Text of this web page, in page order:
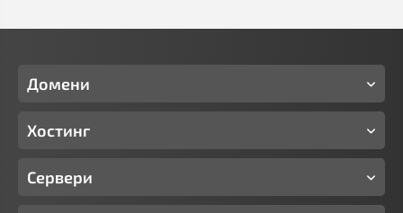
Домени
Хостинг
Сервери